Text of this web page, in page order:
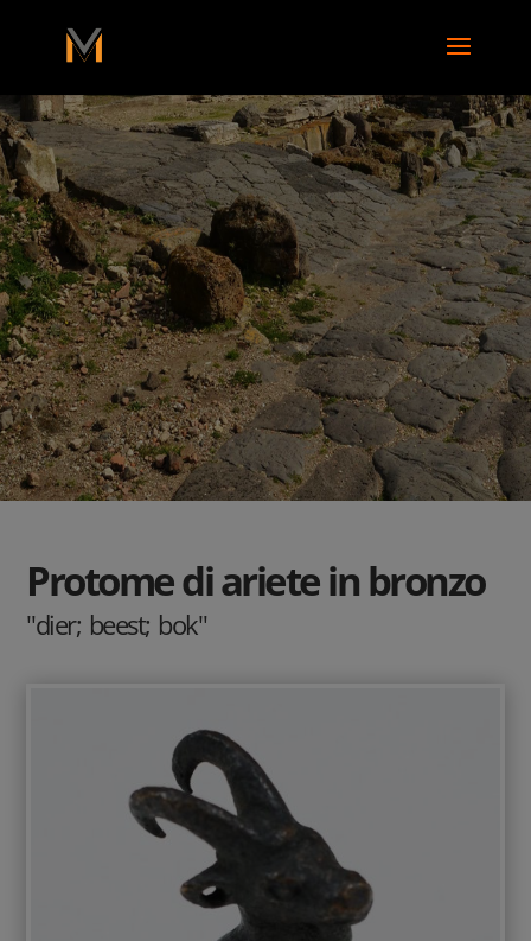
Protome di ariete in bronzo
"dier; beest; bok"